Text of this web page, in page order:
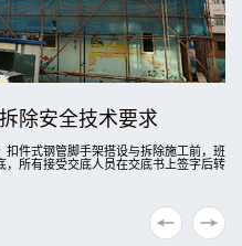
手架用的更久
除安全技术要求
件式钢管脚手架搭设与拆除施工前，班
所有接受交底人员在交底书上签字后转
些
吗?
工方案
个方面?